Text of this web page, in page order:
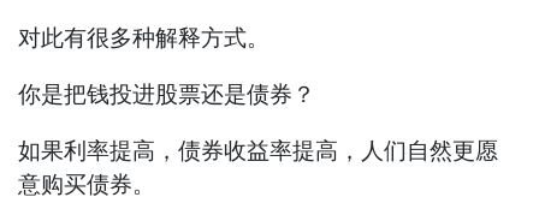
对此有很多种解释方式。
你是把钱投进股票还是债券？
如果利率提高，债券收益率提高，人们自然更愿
意购买债券。